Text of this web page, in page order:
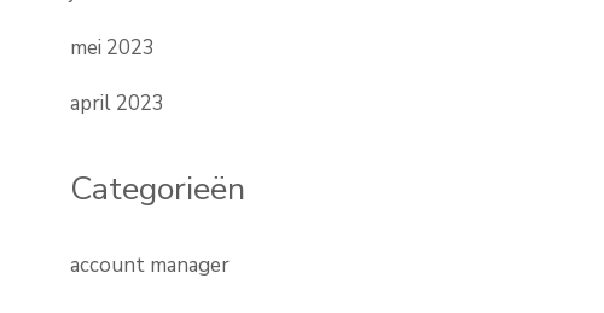
mei 2023
april 2023
Categorieën
account manager